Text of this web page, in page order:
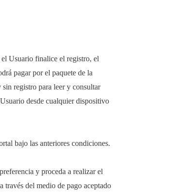
Usuario finalice el registro, el
pagar por el paquete de la
registro para leer y consultar
desde cualquier dispositivo
bajo las anteriores condiciones.
y proceda a realizar el
del medio de pago aceptado